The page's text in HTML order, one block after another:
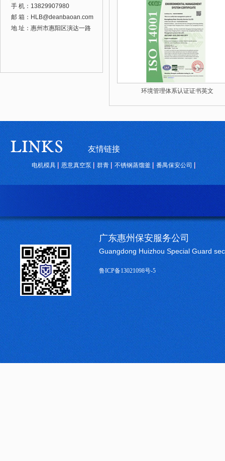
手 机： 13829907980
邮 箱： HLB@deanbaoan.com
地 址：惠州市惠阳区演达一路
环境管理体系认证证书英文
友情链接
电机模具 恩意真空泵 群青 不锈钢蒸馏釜 番禺保安公司
广东惠州保安服务公司
Guangdong Huizhou Special Guard
鲁ICP备13021098号-5